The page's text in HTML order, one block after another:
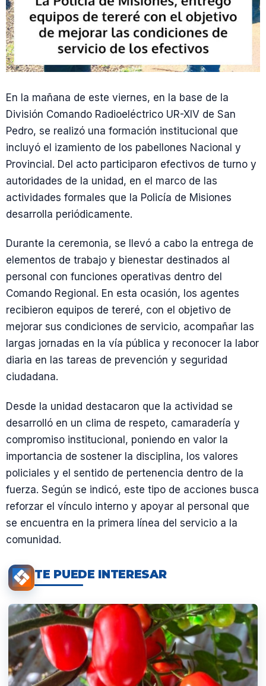
En la mañana de este viernes, en la base de la
División Comando Radioeléctrico UR-XIV de San
Pedro, se realizó una formación institucional que
incluyó el izamiento de los pabellones Nacional y
Provincial. Del acto participaron efectivos de turno y
autoridades de la unidad, en el marco de las
actividades formales que la Policía de Misiones
desarrolla periódicamente.
Durante la ceremonia, se llevó a cabo la entrega de
elementos de trabajo y bienestar destinados al
personal con funciones operativas dentro del
Comando Regional. En esta ocasión, los agentes
recibieron equipos de tereré, con el objetivo de
mejorar sus condiciones de servicio, acompañar las
largas jornadas en la vía pública y reconocer la labor
diaria en las tareas de prevención y seguridad
ciudadana.
Desde la unidad destacaron que la actividad se
desarrolló en un clima de respeto, camaradería y
compromiso institucional, poniendo en valor la
importancia de sostener la disciplina, los valores
policiales y el sentido de pertenencia dentro de la
fuerza. Según se indicó, este tipo de acciones busca
reforzar el vínculo interno y apoyar al personal que
se encuentra en la primera línea del servicio a la
comunidad.
TE PUEDE INTERESAR